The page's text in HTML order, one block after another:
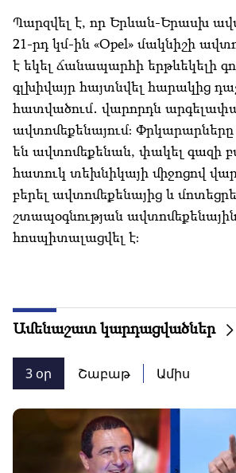
Պարզվել է, որ Երևան-Երասխ
21-րդ կմ-ին «Opel» մակնիշի
է եկել ճանապարհի երթևեկելի
գլխիվայր հայտնվել հարակից
հատվածում․ վարորդն
ավտոմեքենայում։
են ավտոմեքենան, փակել գազի
հատուկ տեխնիկայի միջոցով
բերել ավտոմեքենայից և
շտապօգնության
հոսպիտալացվել է։
Ամենաշատ կարդացվածներ
3 օր Շաբաթ Ամիս